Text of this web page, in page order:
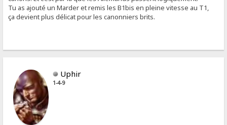
Tu as ajouté un Marder et remis les B1bis en pleine vitesse au T1,
ça devient plus délicat pour les canonniers brits.
Uphir
1-4-9